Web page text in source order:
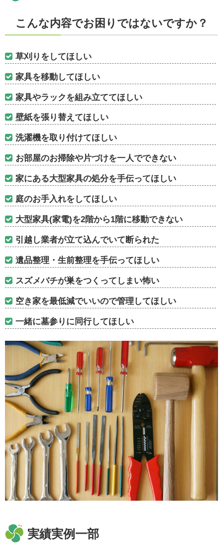
こんな内容でお困りではないですか？
草刈りをしてほしい
家具を移動してほしい
家具やラックを組み立ててほしい
壁紙を張り替えてほしい
洗濯機を取り付けてほしい
お部屋のお掃除や片づけを一人でできない
家にある大型家具の処分を手伝ってほしい
庭のお手入れをしてほしい
大型家具(家電)を2階から1階に移動できない
引越し業者が立て込んでいて断られた
遺品整理・生前整理を手伝ってほしい
スズメバチが巣をつくってしまい怖い
空き家を最低減でいいので管理してほしい
一緒に墓参りに同行してほしい
実績実例一部